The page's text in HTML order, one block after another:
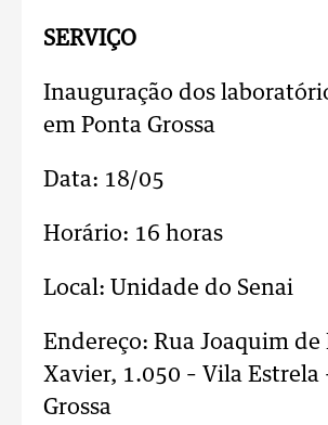
SERVIÇO
Inauguração dos
em Ponta Grossa
Data: 18/05
Horário: 16 horas
Local: Unidade do Senai
Endereço: Rua Joaquim de
Xavier, 1.050 – Vila Estrela
Grossa